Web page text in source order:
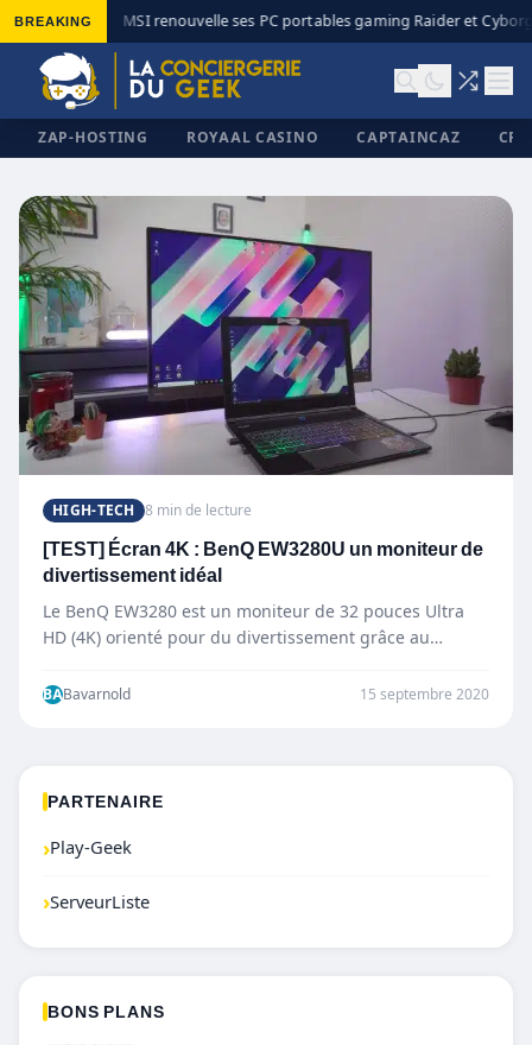
BREAKING MSI renouvelle ses PC portables gaming Raider et
ZAP-HOSTING ROYAAL CASINO CAPTAINCAZ
✕
HIGH-TECH 8 min de lecture
[TEST] Écran 4K : BenQ EW3280U un moniteur de
divertissement idéal
Le BenQ EW3280 est un moniteur de 32 pouces Ultra
HD (4K) orienté pour du divertissement grâce au…
BABavarnold 15 septembre 2020
PARTENAIRE
›Play-Geek
›ServeurListe
BONS PLANS